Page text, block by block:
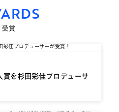
受賞
賞を杉田彩佳プロデューサ